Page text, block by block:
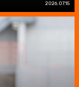
2026.07.15